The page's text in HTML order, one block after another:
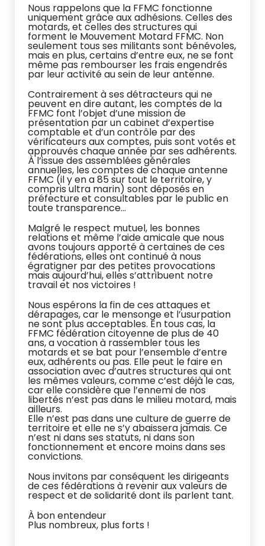
Nous rappelons que la FFMC fonctionne
uniquement grâce aux adhésions. Celles des
motards, et celles des structures qui
forment le Mouvement Motard FFMC. Non
seulement tous ses militants sont bénévoles,
mais en plus, certains d’entre eux, ne se font
même pas rembourser les frais engendrés
par leur activité au sein de leur antenne.
Contrairement à ses détracteurs qui ne
peuvent en dire autant, les comptes de la
FFMC font l’objet d’une mission de
présentation par un cabinet d’expertise
comptable et d’un contrôle par des
vérificateurs aux comptes, puis sont votés et
approuvés chaque année par ses adhérents.
À l’issue des assemblées générales
annuelles, les comptes de chaque antenne
FFMC (il y en a 85 sur tout le territoire, y
compris ultra marin) sont déposés en
préfecture et consultables par le public en
toute transparence…
Malgré le respect mutuel, les bonnes
relations et même l’aide amicale que nous
avons toujours apporté à certaines de ces
fédérations, elles ont continué à nous
égratigner par des petites provocations
mais aujourd’hui, elles s’attribuent notre
travail et nos victoires !
Nous espérons la fin de ces attaques et
dérapages, car le mensonge et l’usurpation
ne sont plus acceptables. En tous cas, la
FFMC fédération citoyenne de plus de 40
ans, a vocation à rassembler tous les
motards et se bat pour l’ensemble d’entre
eux, adhérents ou pas. Elle peut le faire en
association avec d’autres structures qui ont
les mêmes valeurs, comme c’est déjà le cas,
car elle considère que l’ennemi de nos
libertés n’est pas dans le milieu motard, mais
ailleurs.
Elle n’est pas dans une culture de guerre de
territoire et elle ne s’y abaissera jamais. Ce
n’est ni dans ses statuts, ni dans son
fonctionnement et encore moins dans ses
convictions.
Nous invitons par conséquent les dirigeants
de ces fédérations à revenir aux valeurs de
respect et de solidarité dont ils parlent tant.
À bon entendeur
Plus nombreux, plus forts !